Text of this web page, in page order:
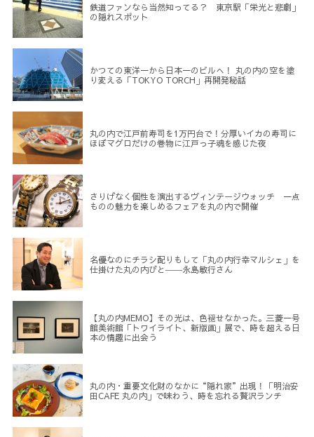
鉄道ファンなら当然知ってる？ 東京駅「栄光と悲劇」
の隠れスポット
かつての東洋一から日本一のビルへ！ 丸の内の空を塗
り変える「TOKYO TORCH」再開発秘話
丸の内で江戸前寿司を1万円台で！分厚いイカの寿司に
ほぼマグロだけの巻物に江戸っ子魂を感じた夜
さりげなく個性を演出するヴィンテージウォッチ 一点
ものの魅力を楽しめるフェアを丸の内で開催
名優なのにチラシ配りもして「丸の内行幸マルシェ」を
仕掛けた丸の内びと――永島敏行さん
【丸の内MEMO】その光は、色褪せなかった。三菱一号
館美術館「トワイライト、新版画」展で、時を超える日
本の情趣に出会う
丸の内・重要文化財のなかに“隠れ家”出現！「明治安
田CAFE 丸の内」で味わう、時を忘れる贅沢ランチ